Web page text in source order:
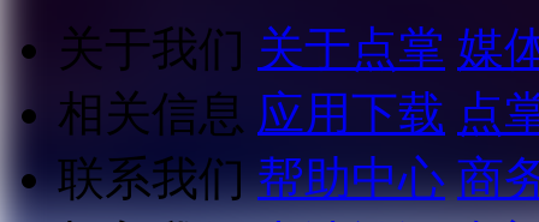
关于我们 关于点掌 媒
相关信息 应用下载 点
联系我们 帮助中心 商